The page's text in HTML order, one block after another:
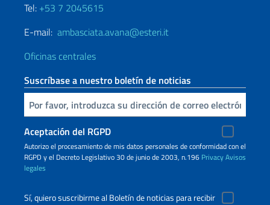
Tel: +53 7 2045615
E-mail: ambasciata.avana@esteri.it
Oficinas centrales
Suscríbase a nuestro boletín de noticias
Inserta tu correo electronico
Aceptación del RGPD
Autorizo ​​el procesamiento de mis datos personales de conformidad con el
RGPD y el Decreto Legislativo 30 de junio de 2003, n.196 PrivacyAvisos
legales
Sí, quiero suscribirme al Boletín de noticias para recibir